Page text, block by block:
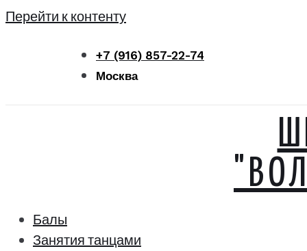
Перейти к контенту
+7 (916) 857-22-74
Москва
Балы
Занятия танцами